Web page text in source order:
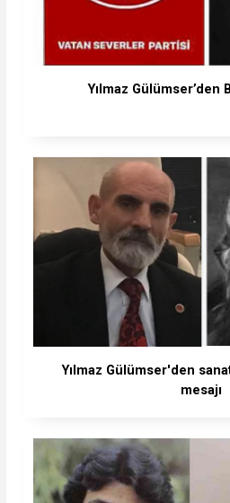
Yılmaz Gülümser’den
Yılmaz Gülümser'den
mesajı